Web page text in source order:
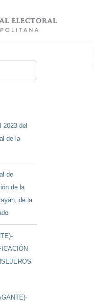
2023 del
de la
de
de la
de la